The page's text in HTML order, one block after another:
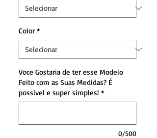
Color *
Voce Gostaria de ter esse Modelo
Feito com as Suas Medidas? É
possivel e super simples! *
0/500